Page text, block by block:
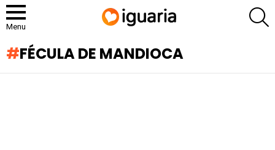
Menu
FÉCULA DE MANDIOCA